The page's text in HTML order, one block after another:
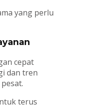
yang perlu
cepat
dan tren
terus